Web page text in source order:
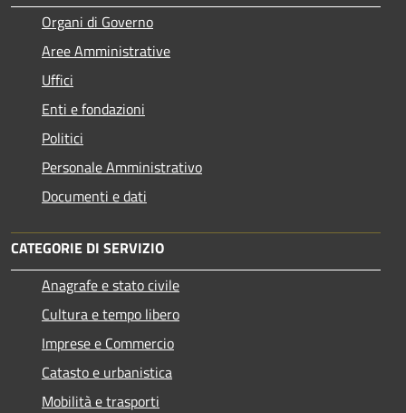
Organi di Governo
Aree Amministrative
Uffici
Enti e fondazioni
Politici
Personale Amministrativo
Documenti e dati
CATEGORIE DI SERVIZIO
Anagrafe e stato civile
Cultura e tempo libero
Imprese e Commercio
Catasto e urbanistica
Mobilità e trasporti